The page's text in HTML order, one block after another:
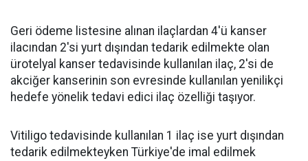
Geri ödeme listesine alınan ilaçlardan 4'ü kanser
ilacından 2'si yurt dışından tedarik edilmekte olan
ürotelyal kanser tedavisinde kullanılan ilaç, 2'si de
akciğer kanserinin son evresinde kullanılan yenilikçi
hedefe yönelik tedavi edici ilaç özelliği taşıyor.
Vitiligo tedavisinde kullanılan 1 ilaç ise yurt dışından
tedarik edilmekteyken Türkiye'de imal edilmek